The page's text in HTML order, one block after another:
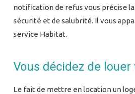
notification de refus vous précise
sécurité et de salubrité. Il vous
service Habitat.
Vous décidez de
Le fait de mettre en location un